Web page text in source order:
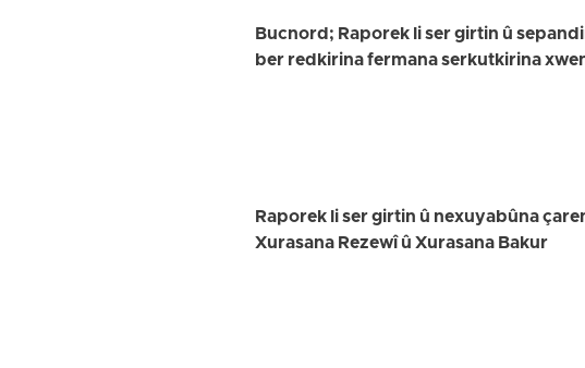
Bucnord; Raporek li ser girtin û
ber redkirina fermana serkutkirina
Raporek li ser girtin û nexuyabûna
Xurasana Rezewî û Xurasana Bakur